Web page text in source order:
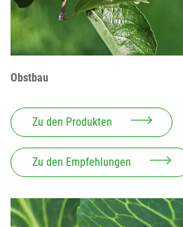
Obstbau
Zu den Produkten
Zu den Empfehlungen